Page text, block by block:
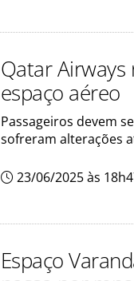
Qatar
espaço aéreo
Passageiros devem
sofreram alterações
23/06/2025 às
Espaço